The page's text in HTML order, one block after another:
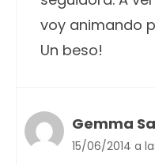
voy animando
Un beso!
Gemma
15/06/2014 a